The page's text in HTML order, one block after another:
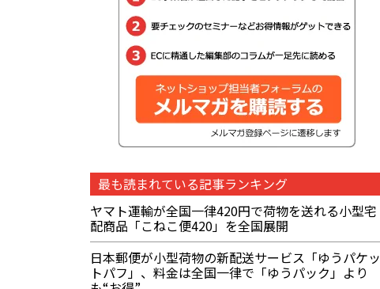
最も読まれている記事ランキング
ヤマト運輸が全国一律420円で荷物を送れる小型宅
配商品「こねこ便420」を全国展開
日本郵便が小型荷物の新配送サービス「ゆうパケッ
トパフ」、料金は全国一律で「ゆうパック」より